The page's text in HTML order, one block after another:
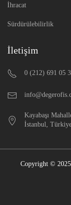
İhracat
Sürdürülebilirlik
İletişim
0 (212) 691 05
Kayabaşı
İstanbul,
Copyright © 2025